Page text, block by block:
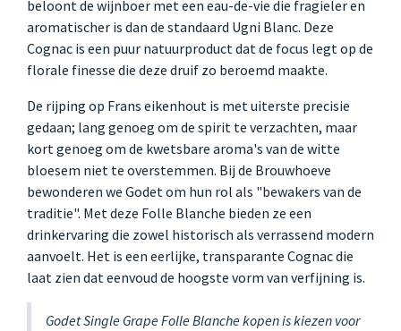
beloont de wijnboer met een eau-de-vie die fragieler en
aromatischer is dan de standaard Ugni Blanc. Deze
Cognac is een puur natuurproduct dat de focus legt op de
florale finesse die deze druif zo beroemd maakte.
De rijping op Frans eikenhout is met uiterste precisie
gedaan; lang genoeg om de spirit te verzachten, maar
kort genoeg om de kwetsbare aroma's van de witte
bloesem niet te overstemmen. Bij de Brouwhoeve
bewonderen we Godet om hun rol als "bewakers van de
traditie". Met deze Folle Blanche bieden ze een
drinkervaring die zowel historisch als verrassend modern
aanvoelt. Het is een eerlijke, transparante Cognac die
laat zien dat eenvoud de hoogste vorm van verfijning is.
Godet Single Grape Folle Blanche kopen is kiezen voor